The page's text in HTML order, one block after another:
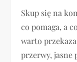
Skup się na
co pomaga, a
warto
przerwy, jasne